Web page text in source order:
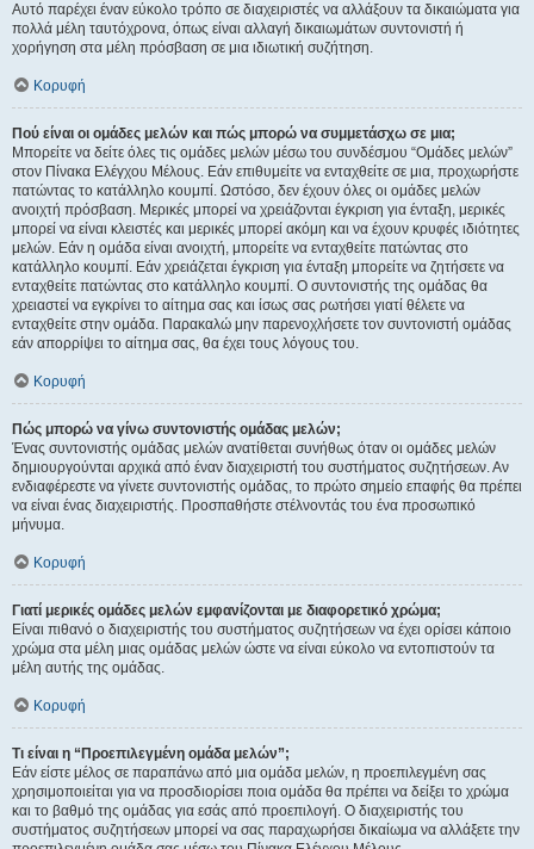
Αυτό παρέχει έναν εύκολο τρόπο σε διαχειριστές να αλλάξουν τα δικαιώματα για
πολλά μέλη ταυτόχρονα, όπως είναι αλλαγή δικαιωμάτων συντονιστή ή
χορήγηση στα μέλη πρόσβαση σε μια ιδιωτική συζήτηση.
Κορυφή
Πού είναι οι ομάδες μελών και πώς μπορώ να συμμετάσχω σε μια;
Μπορείτε να δείτε όλες τις ομάδες μελών μέσω του συνδέσμου “Ομάδες μελών”
στον Πίνακα Ελέγχου Μέλους. Εάν επιθυμείτε να ενταχθείτε σε μια, προχωρήστε
πατώντας το κατάλληλο κουμπί. Ωστόσο, δεν έχουν όλες οι ομάδες μελών
ανοιχτή πρόσβαση. Μερικές μπορεί να χρειάζονται έγκριση για ένταξη, μερικές
μπορεί να είναι κλειστές και μερικές μπορεί ακόμη και να έχουν κρυφές ιδιότητες
μελών. Εάν η ομάδα είναι ανοιχτή, μπορείτε να ενταχθείτε πατώντας στο
κατάλληλο κουμπί. Εάν χρειάζεται έγκριση για ένταξη μπορείτε να ζητήσετε να
ενταχθείτε πατώντας στο κατάλληλο κουμπί. Ο συντονιστής της ομάδας θα
χρειαστεί να εγκρίνει το αίτημα σας και ίσως σας ρωτήσει γιατί θέλετε να
ενταχθείτε στην ομάδα. Παρακαλώ μην παρενοχλήσετε τον συντονιστή ομάδας
εάν απορρίψει το αίτημα σας, θα έχει τους λόγους του.
Κορυφή
Πώς μπορώ να γίνω συντονιστής ομάδας μελών;
Ένας συντονιστής ομάδας μελών ανατίθεται συνήθως όταν οι ομάδες μελών
δημιουργούνται αρχικά από έναν διαχειριστή του συστήματος συζητήσεων. Αν
ενδιαφέρεστε να γίνετε συντονιστής ομάδας, το πρώτο σημείο επαφής θα πρέπει
να είναι ένας διαχειριστής. Προσπαθήστε στέλνοντάς του ένα προσωπικό
μήνυμα.
Κορυφή
Γιατί μερικές ομάδες μελών εμφανίζονται με διαφορετικό χρώμα;
Είναι πιθανό ο διαχειριστής του συστήματος συζητήσεων να έχει ορίσει κάποιο
χρώμα στα μέλη μιας ομάδας μελών ώστε να είναι εύκολο να εντοπιστούν τα
μέλη αυτής της ομάδας.
Κορυφή
Τι είναι η “Προεπιλεγμένη ομάδα μελών”;
Εάν είστε μέλος σε παραπάνω από μια ομάδα μελών, η προεπιλεγμένη σας
χρησιμοποιείται για να προσδιορίσει ποια ομάδα θα πρέπει να δείξει το χρώμα
και το βαθμό της ομάδας για εσάς από προεπιλογή. Ο διαχειριστής του
συστήματος συζητήσεων μπορεί να σας παραχωρήσει δικαίωμα να αλλάξετε την